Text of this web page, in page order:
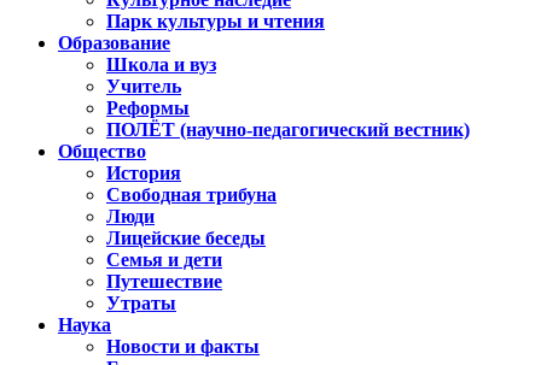
Парк культуры и чтения
Образование
Школа и вуз
Учитель
Реформы
ПОЛЁТ (научно-педагогический вестник)
Общество
История
Свободная трибуна
Люди
Лицейские беседы
Семья и дети
Путешествие
Утраты
Наука
Новости и факты